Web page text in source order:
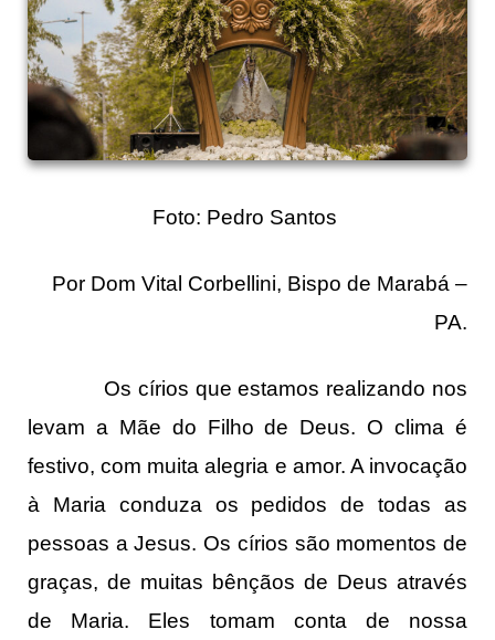
Foto: Pedro Santos
Por Dom Vital Corbellini, Bispo de Marabá –
PA.
Os círios que estamos realizando nos
levam a Mãe do Filho de Deus. O clima é
festivo, com muita alegria e amor. A invocação
à Maria conduza os pedidos de todas as
pessoas a Jesus. Os círios são momentos de
graças, de muitas bênçãos de Deus através
de Maria. Eles tomam conta de nossa